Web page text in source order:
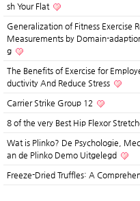
sh Your Flat
Generalization of Fitness Exercise
Measurements by Domain-
g
The Benefits of Exercise for
ductivity And Reduce Stress
Carrier Strike Group 12
8 of the very Best Hip Flexor
Wat is Plinko? De Psychologie,
an de Plinko Demo Uitgelegd
Freeze-Dried Truffles: A